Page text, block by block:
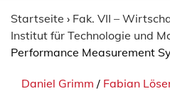
Startseite › Fak. VII –
Institut für Technologie und
Performance Measurement
Daniel Grimm / Fabian